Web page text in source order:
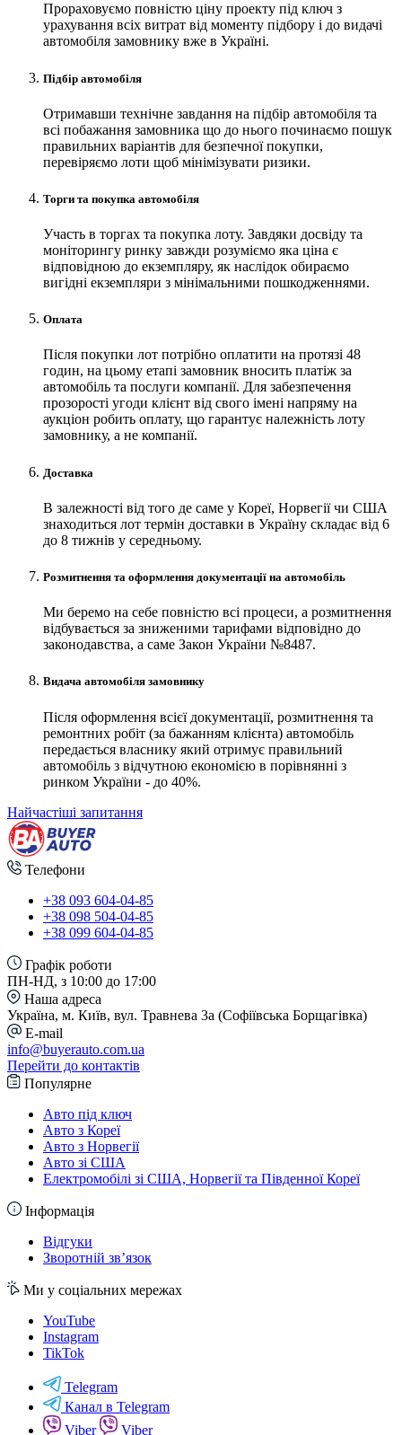
Прораховуємо повністю ціну проекту під ключ з
урахування всіх витрат від моменту підбору і до видачі
автомобіля замовнику вже в Україні.
Підбір автомобіля
Отримавши технічне завдання на підбір автомобіля та
всі побажання замовника що до нього починаємо пошук
правильних варіантів для безпечної покупки,
перевіряємо лоти щоб мінімізувати ризики.
Торги та покупка автомобіля
Участь в торгах та покупка лоту. Завдяки досвіду та
моніторингу ринку завжди розуміємо яка ціна є
відповідною до екземпляру, як наслідок обираємо
вигідні екземпляри з мінімальними пошкодженнями.
Оплата
Після покупки лот потрібно оплатити на протязі 48
годин, на цьому етапі замовник вносить платіж за
автомобіль та послуги компанії. Для забезпечення
прозорості угоди клієнт від свого імені напряму на
аукціон робить оплату, що гарантує належність лоту
замовнику, а не компанії.
Доставка
В залежності від того де саме у Кореї, Норвегії чи США
знаходиться лот термін доставки в Україну складає від 6
до 8 тижнів у середньому.
Розмитнення та оформлення документації на автомобіль
Ми беремо на себе повністю всі процеси, а розмитнення
відбувається за зниженими тарифами відповідно до
законодавства, а саме Закон України №8487.
Видача автомобіля замовнику
Після оформлення всієї документації, розмитнення та
ремонтних робіт (за бажанням клієнта) автомобіль
передається власнику який отримує правильний
автомобіль з відчутною економією в порівнянні з
ринком України - до 40%.
Найчастіші запитання
Телефони
+38 093 604-04-85
+38 098 504-04-85
+38 099 604-04-85
Графік роботи
ПН-НД, з 10:00 до 17:00
Наша адреса
Україна, м. Київ, вул. Травнева 3а (Софіївська Борщагівка)
E-mail
info@buyerauto.com.ua
Перейти до контактів
Популярне
Авто під ключ
Авто з Кореї
Авто з Норвегії
Авто зі США
Електромобілі зі США, Норвегії та Південної Кореї
Інформація
Відгуки
Зворотній зв’язок
Ми у соціальних мережах
YouTube
Instagram
TikTok
Telegram
Канал в Telegram
Viber
Viber